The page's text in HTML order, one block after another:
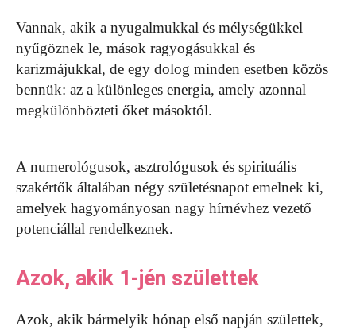
Vannak, akik a nyugalmukkal és mélységükkel
nyűgöznek le, mások ragyogásukkal és
karizmájukkal, de egy dolog minden esetben közös
bennük: az a különleges energia, amely azonnal
megkülönbözteti őket másoktól.
A numerológusok, asztrológusok és spirituális
szakértők általában négy születésnapot emelnek ki,
amelyek hagyományosan nagy hírnévhez vezető
potenciállal rendelkeznek.
Azok, akik 1-jén születtek
Azok, akik bármelyik hónap első napján születtek,